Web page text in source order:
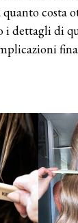
costa
i dettagli di